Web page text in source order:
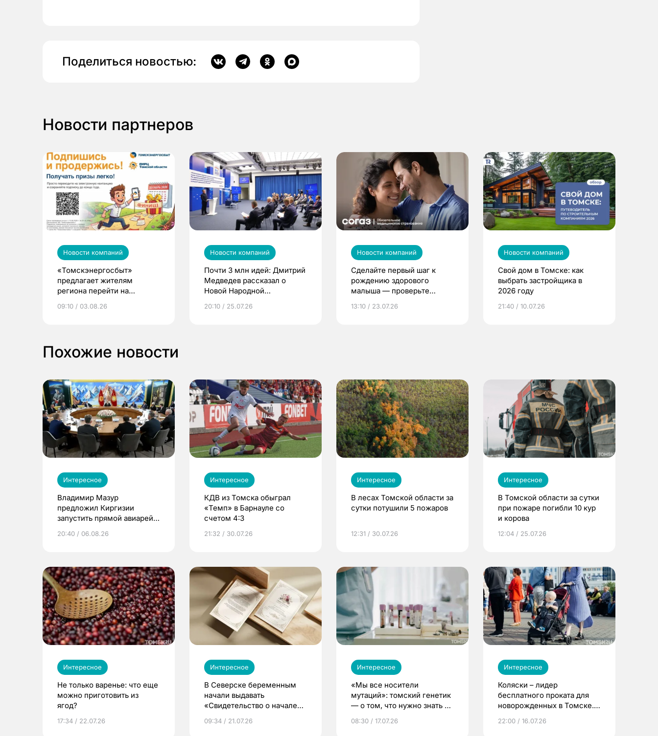
Поделиться новостью:
Новости партнеров
Новости компаний
«Томскэнергосбыт»
предлагает жителям
региона перейти на
выиграть призы
09:10 / 03.08.26
Новости компаний
Почти 3 млн идей: Дмитрий
Медведев рассказал о
Новой Народной
20:10 / 25.07.26
Новости компаний
Сделайте первый шаг к
рождению здорового
малыша — проверьте
по ОМС!
13:10 / 23.07.26
Новости компаний
Свой дом в Томске: как
выбрать застройщика в
2026 году
21:40 / 10.07.26
Похожие новости
Интересное
Владимир Мазур
предложил Киргизии
запустить прямой авиарейс
20:40 / 06.08.26
Интересное
КДВ из Томска обыграл
«Темп» в Барнауле со
счетом 4:3
21:32 / 30.07.26
Интересное
В лесах Томской области за
сутки потушили 5 пожаров
12:31 / 30.07.26
Интересное
В Томской области за сутки
при пожаре погибли 10 кур
и корова
12:04 / 25.07.26
Интересное
Не только варенье: что еще
можно приготовить из
ягод?
17:34 / 22.07.26
Интересное
В Северске беременным
начали выдавать
«Свидетельство о начале
09:34 / 21.07.26
Интересное
«Мы все носители
мутаций»: томский генетик
— о том, что нужно знать до
08:30 / 17.07.26
Интересное
Коляски – лидер
бесплатного проката для
новорожденных в Томске.
22:00 / 16.07.26